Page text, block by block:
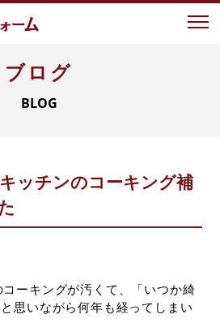
力
ブログ
BLOG
ッチンのコーキング補
ーキングが汚くて、「いつか綺
思いながら何年も経ってしまい